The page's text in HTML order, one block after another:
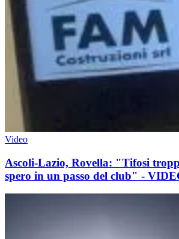
Video
Ascoli-Lazio, Rovella: "Tifosi
spero in un passo del club" -